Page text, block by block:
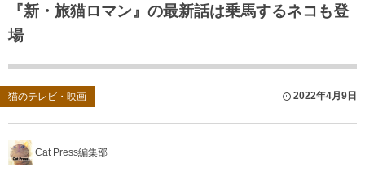
『新・旅猫ロマン』の最新話は乗馬するネコも登
場
猫のテレビ・映画 2022年4月9日
Cat Press編集部
猫のフリー写真素材